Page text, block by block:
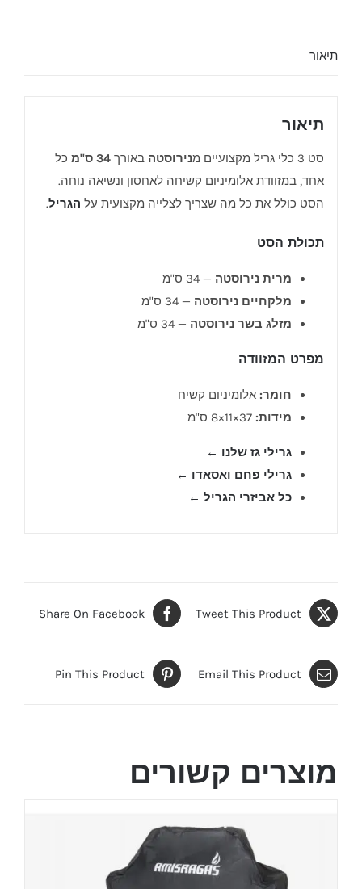
תיאור
תיאור
סט 3 כלי גריל מקצועיים מ נירוסטה באורך 34 ס"מ
כל
אחד, במזוודת אלומיניום קשיחה לאחסון ונשיאה נוחה.
הסט כולל את כל מה שצריך לצלייה מקצועית על הגריל.
תכולת הסט
מרית נירוסטה — 34 ס"מ
מלקחיים נירוסטה — 34 ס"מ
מזלג בשר נירוסטה — 34 ס"מ
מפרט המזוודה
חומר: אלומיניום קשיח
מידות:
גרילי גז שלנו ←
גרילי פחם ואסאדו ←
כל אביזרי הגריל ←
Share On Facebook Tweet This Product
Pin This Product Email This Product
מוצרים קשורים